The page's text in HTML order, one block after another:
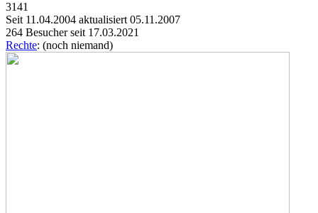
3141
Seit 11.04.2004 aktualisiert 05.11.2007
264 Besucher seit 17.03.2021
Rechte: (noch niemand)